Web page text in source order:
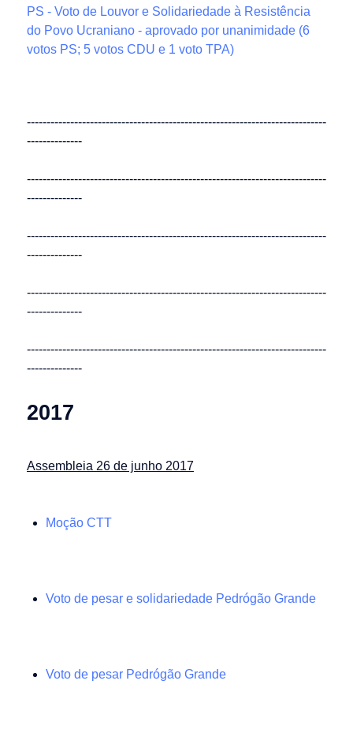
PS - Voto de Louvor e Solidariedade à Resistência
do Povo Ucraniano - aprovado por unanimidade (6
votos PS; 5 votos CDU e 1 voto TPA)
----------------------------------------------------------------------------
--------------
----------------------------------------------------------------------------
--------------
----------------------------------------------------------------------------
--------------
----------------------------------------------------------------------------
--------------
----------------------------------------------------------------------------
--------------
2017
Assembleia 26 de junho 2017
Moção CTT
Voto de pesar e solidariedade Pedrógão Grande
Voto de pesar Pedrógão Grande